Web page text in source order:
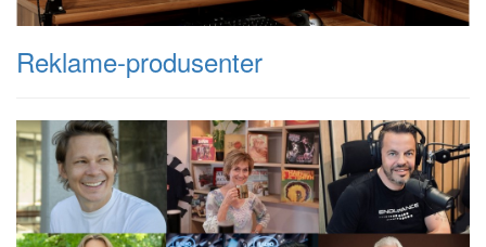
Reklame-produsenter